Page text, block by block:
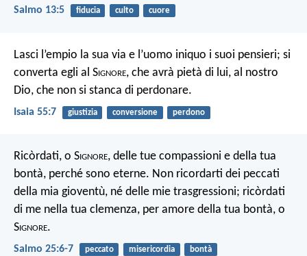
Salmo 13:5 fiducia culto cuore
Lasci l’empio la sua via e l’uomo iniquo i suoi pensieri; si
converta egli al Signore, che avrà pietà di lui, al nostro
Dio, che non si stanca di perdonare.
Isaia 55:7 giustizia conversione perdono
Ricòrdati, o Signore, delle tue compassioni e della tua
bontà, perché sono eterne. Non ricordarti dei peccati
della mia gioventù, né delle mie trasgressioni; ricòrdati
di me nella tua clemenza, per amore della tua bontà, o
Signore.
Salmo 25:6-7 peccato misericordia bontà